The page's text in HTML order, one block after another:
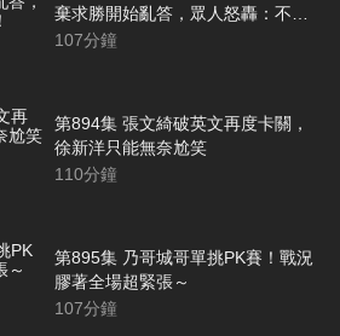
棄求勝開始亂答，眾人怒轟：不要
做效果！
107分鐘
第894集 張文綺破英文再度卡關，
徐新洋只能無奈尬笑
110分鐘
第895集 乃哥城哥單挑PK賽！戰況
膠著全場超緊張～
107分鐘